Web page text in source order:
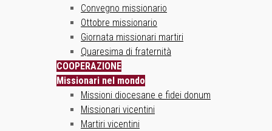
Convegno missionario
Ottobre missionario
Giornata missionari martiri
Quaresima di fraternità
COOPERAZIONE
Missionari nel mondo
Missioni diocesane e fidei donum
Missionari vicentini
Martiri vicentini